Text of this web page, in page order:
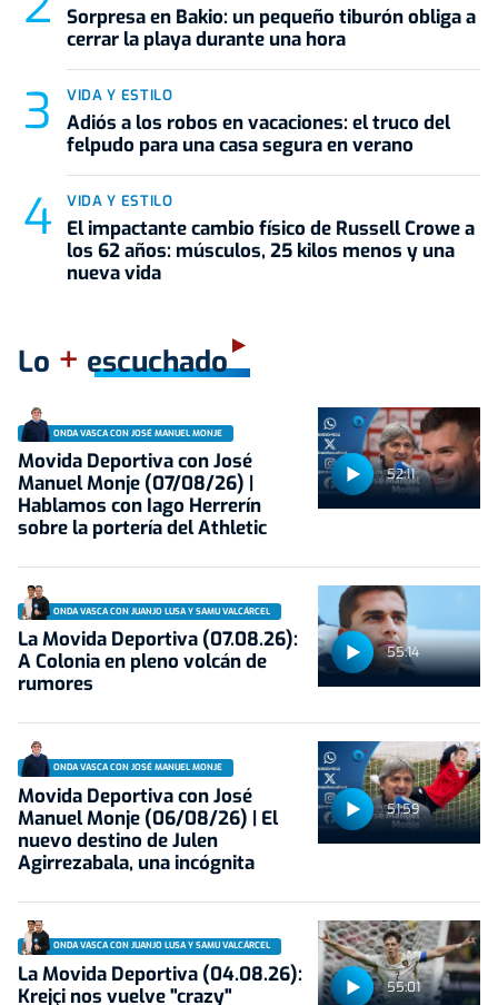
Sorpresa en Bakio: un pequeño tiburón obliga a
cerrar la playa durante una hora
VIDA Y ESTILO
Adiós a los robos en vacaciones: el truco del
felpudo para una casa segura en verano
VIDA Y ESTILO
El impactante cambio físico de Russell Crowe a
los 62 años: músculos, 25 kilos menos y una
nueva vida
Lo + escuchado
52:11
ONDA VASCA CON JOSÉ MANUEL MONJE
Movida Deportiva con José
Manuel Monje (07/08/26) |
Hablamos con Iago Herrerín
sobre la portería del Athletic
55:14
ONDA VASCA CON JUANJO LUSA Y SAMU VALCÁRCEL
La Movida Deportiva (07.08.26):
A Colonia en pleno volcán de
rumores
51:59
ONDA VASCA CON JOSÉ MANUEL MONJE
Movida Deportiva con José
Manuel Monje (06/08/26) | El
nuevo destino de Julen
Agirrezabala, una incógnita
55:01
ONDA VASCA CON JUANJO LUSA Y SAMU VALCÁRCEL
La Movida Deportiva (04.08.26):
Krejçi nos vuelve "crazy"